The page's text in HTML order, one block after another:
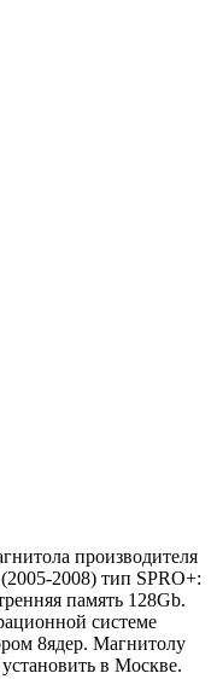
производителя
2008) тип SPRO+:
память 128Gb.
системе
8ядер. Магнитолу
в Москве.